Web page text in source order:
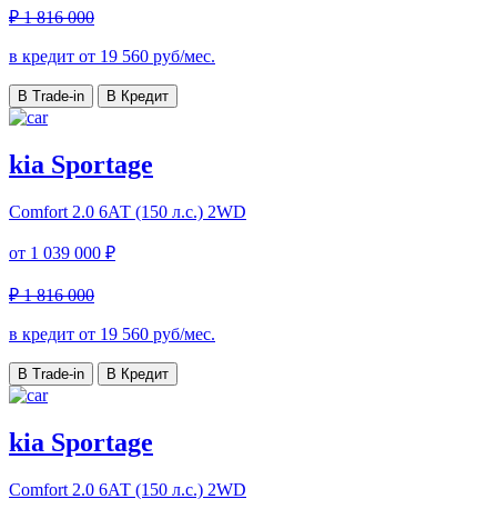
₽ 1 816 000
в кредит от 19 560 руб/мес.
В Trade-in В Кредит
kia Sportage
Comfort 2.0 6АТ (150 л.с.) 2WD
от 1 039 000 ₽
₽ 1 816 000
в кредит от 19 560 руб/мес.
В Trade-in В Кредит
kia Sportage
Comfort 2.0 6АТ (150 л.с.) 2WD